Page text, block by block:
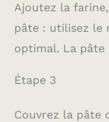
Ajoutez la farine,
pâte : utilisez le
optimal. La
Étape 3
Couvrez la pâte